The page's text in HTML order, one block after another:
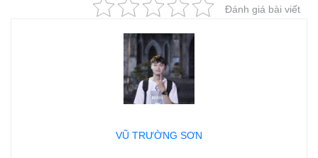
Đánh giá bài viết
VŨ TRƯỜNG SƠN